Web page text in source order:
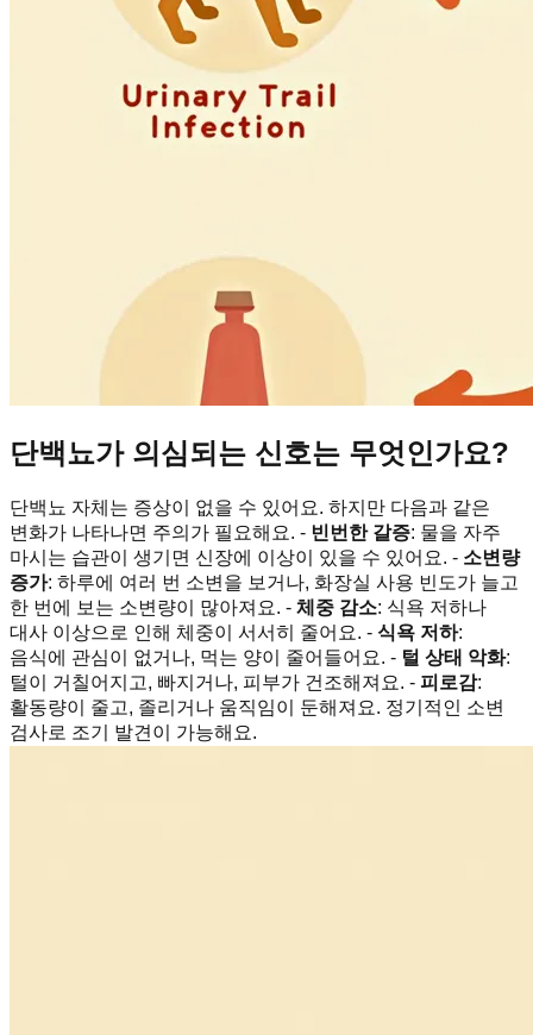
단백뇨가 의심되는 신호는 무엇인가요?
단백뇨 자체는 증상이 없을 수 있어요. 하지만 다음과 같은
변화가 나타나면 주의가 필요해요. - 빈번한 갈증: 물을 자주
마시는 습관이 생기면 신장에 이상이 있을 수 있어요. - 소변량
증가: 하루에 여러 번 소변을 보거나, 화장실 사용 빈도가 늘고
한 번에 보는 소변량이 많아져요. - 체중 감소: 식욕 저하나
대사 이상으로 인해 체중이 서서히 줄어요. - 식욕 저하:
음식에 관심이 없거나, 먹는 양이 줄어들어요. - 털 상태 악화:
털이 거칠어지고, 빠지거나, 피부가 건조해져요. - 피로감:
활동량이 줄고, 졸리거나 움직임이 둔해져요. 정기적인 소변
검사로 조기 발견이 가능해요.